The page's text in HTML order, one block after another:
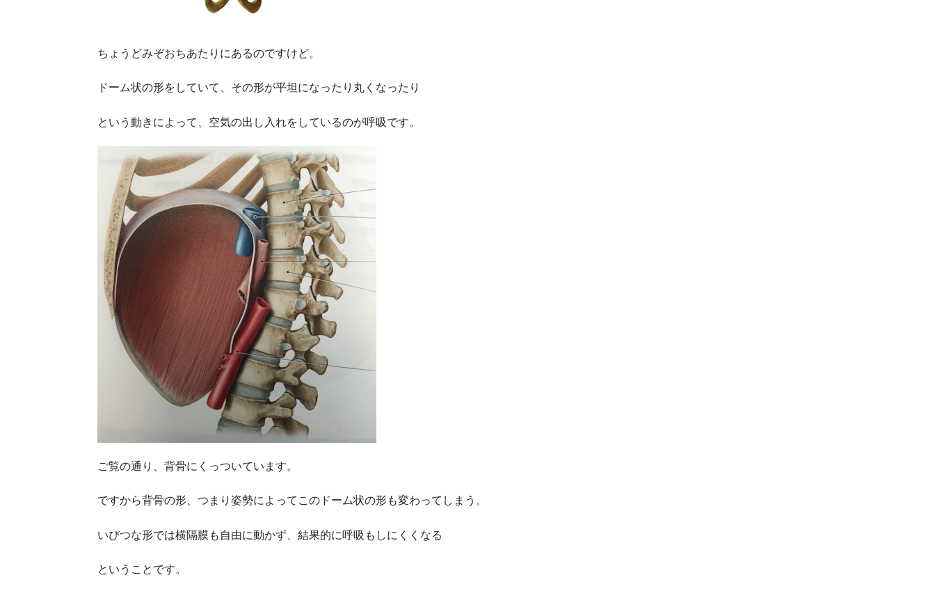
ちょうどみぞおちあたりにあるのですけど。
ドーム状の形をしていて、その形が平坦になったり丸くなったり
という動きによって、空気の出し入れをしているのが呼吸です。
ご覧の通り、背骨にくっついています。
ですから背骨の形、つまり姿勢によってこのドーム状の形も変わってしまう。
いびつな形では横隔膜も自由に動かず、結果的に呼吸もしにくくなる
ということです。